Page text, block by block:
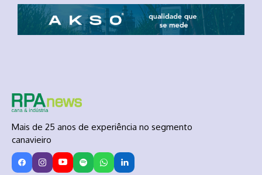
Mais de 25 anos de experiência no segmento
canavieiro